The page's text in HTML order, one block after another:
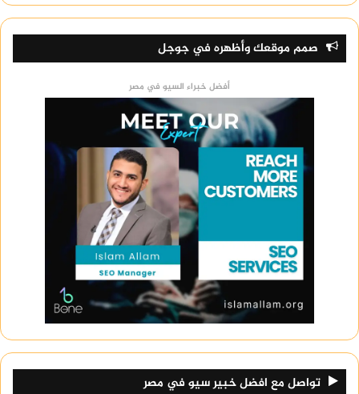
صمم موقعك وأظهره في جوجل
أفضل خبراء السيو في مصر
تواصل مع افضل خبير سيو في مصر